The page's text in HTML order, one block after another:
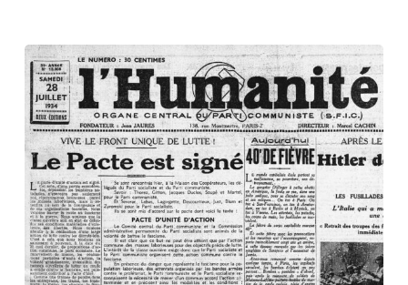
27 juillet
1934:
du
front
unique
au
Front
populaire,
un
long
processus